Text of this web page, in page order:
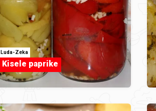
Luda-Zeka
Kisele paprike